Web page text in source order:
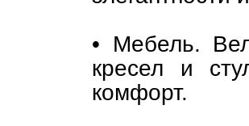
• Мебель.
кресел и
комфорт.